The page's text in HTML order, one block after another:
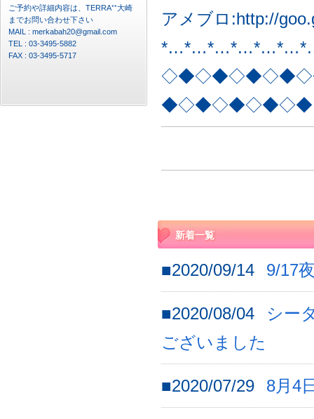
アメブロ:http://
◆◇◆◇◆◇◆◇◆
新着一覧
■2020/09/14 9/17
■2020/08/04
シー
ございました
■2020/07/29 8月4
ご予約や詳細内容は、TERRA⁺⁺大崎
までお問い合わせ下さい
MAIL : merkabah20@gmail.com
TEL : 03-3495-5882
FAX : 03-3495-5717